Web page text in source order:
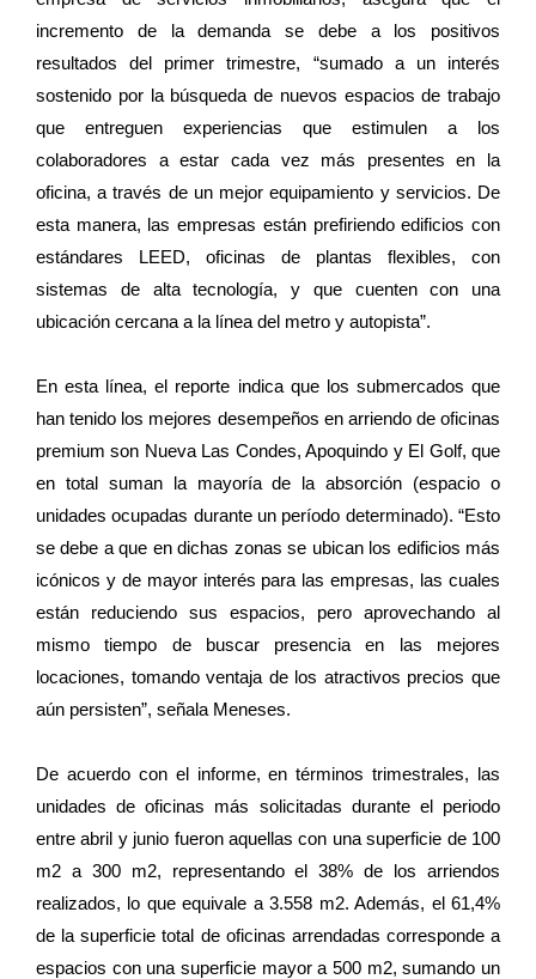
incremento de la demanda se debe a los positivos
resultados del primer trimestre, “sumado a un interés
sostenido por la búsqueda de nuevos espacios de trabajo
que entreguen experiencias que estimulen a los
colaboradores a estar cada vez más presentes en la
oficina, a través de un mejor equipamiento y servicios. De
esta manera, las empresas están prefiriendo edificios con
estándares LEED, oficinas de plantas flexibles, con
sistemas de alta tecnología, y que cuenten con una
ubicación cercana a la línea del metro y autopista”.
En esta línea, el reporte indica que los submercados que
han tenido los mejores desempeños en arriendo de oficinas
premium son Nueva Las Condes, Apoquindo y El Golf, que
en total suman la mayoría de la absorción (espacio o
unidades ocupadas durante un período determinado). “Esto
se debe a que en dichas zonas se ubican los edificios más
icónicos y de mayor interés para las empresas, las cuales
están reduciendo sus espacios, pero aprovechando al
mismo tiempo de buscar presencia en las mejores
locaciones, tomando ventaja de los atractivos precios que
aún persisten”, señala Meneses.
De acuerdo con el informe, en términos trimestrales, las
unidades de oficinas más solicitadas durante el periodo
entre abril y junio fueron aquellas con una superficie de 100
m2 a 300 m2, representando el 38% de los arriendos
realizados, lo que equivale a 3.558 m2. Además, el 61,4%
de la superficie total de oficinas arrendadas corresponde a
espacios con una superficie mayor a 500 m2, sumando un